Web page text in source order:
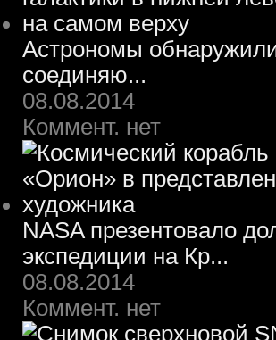
Астрономы
соединяю...
08.08.2014
Коммент. нет
NASA презентовало
экспедиции на Кр...
08.08.2014
Коммент. нет